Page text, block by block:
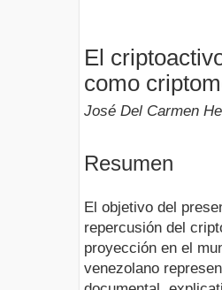
El
como
José Del Carmen
Resumen
El objetivo del
repercusión del
proyección en el
venezolano